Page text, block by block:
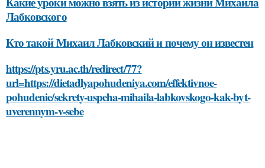
Лабковского
Кто такой Михаил Лабковский и почему он известен
https://pts.yru.ac.th/redirect/77?
url=https://dietadlyapohudeniya.com/effektivnoe-
pohudenie/sekrety-uspeha-mihaila-labkovskogo-kak-byt-
uverennym-v-sebe